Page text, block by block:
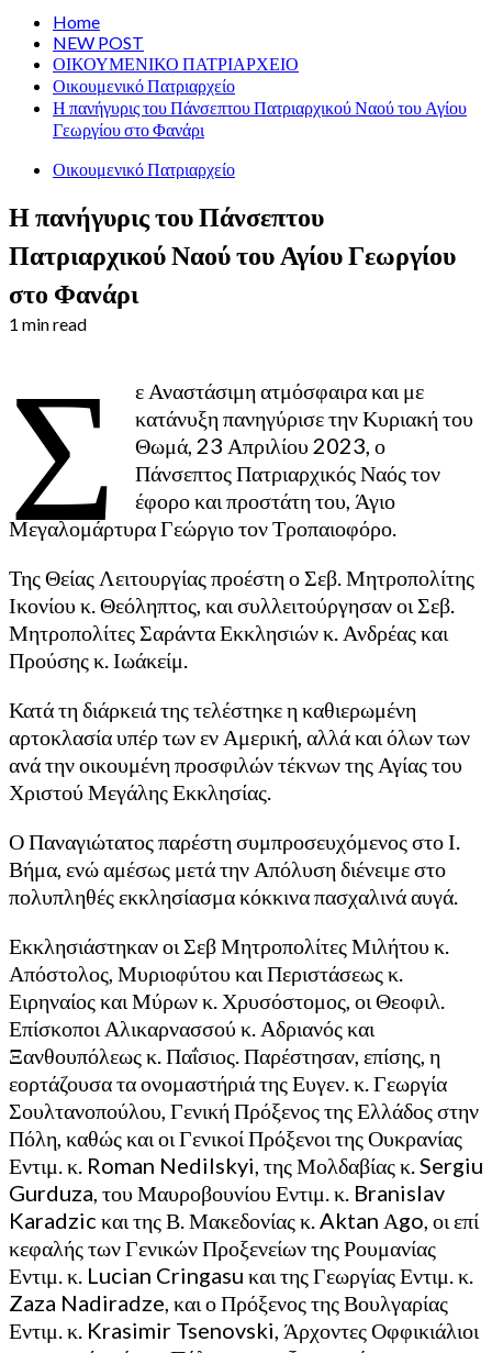
Home
NEW POST
ΟΙΚΟΥΜΕΝΙΚΟ ΠΑΤΡΙΑΡΧΕΙΟ
Οικουμενικό Πατριαρχείο
Η πανήγυρις του Πάνσεπτου Πατριαρχικού Ναού του Αγίου
Γεωργίου στο Φανάρι
Οικουμενικό Πατριαρχείο
Η πανήγυρις του Πάνσεπτου
Πατριαρχικού Ναού του Αγίου Γεωργίου
στο Φανάρι
1 min read
Σ
ε Αναστάσιμη ατμόσφαιρα και με
κατάνυξη πανηγύρισε την Κυριακή του
Θωμά, 23 Απριλίου 2023, ο
Πάνσεπτος Πατριαρχικός Ναός τον
έφορο και προστάτη του, Άγιο
Μεγαλομάρτυρα Γεώργιο τον Τροπαιοφόρο.
Της Θείας Λειτουργίας προέστη ο Σεβ. Μητροπολίτης
Ικονίου κ. Θεόληπτος, και συλλειτούργησαν οι Σεβ.
Μητροπολίτες Σαράντα Εκκλησιών κ. Ανδρέας και
Προύσης κ. Ιωάκείμ.
Κατά τη διάρκειά της τελέστηκε η καθιερωμένη
αρτοκλασία υπέρ των εν Αμερική, αλλά και όλων των
ανά την οικουμένη προσφιλών τέκνων της Αγίας του
Χριστού Μεγάλης Εκκλησίας.
Ο Παναγιώτατος παρέστη συμπροσευχόμενος στο Ι.
Βήμα, ενώ αμέσως μετά την Απόλυση διένειμε στο
πολυπληθές εκκλησίασμα κόκκινα πασχαλινά αυγά.
Εκκλησιάστηκαν οι Σεβ Μητροπολίτες Μιλήτου κ.
Απόστολος, Μυριοφύτου και Περιστάσεως κ.
Ειρηναίος και Μύρων κ. Χρυσόστομος, οι Θεοφιλ.
Επίσκοποι Αλικαρνασσού κ. Αδριανός και
Ξανθουπόλεως κ. Παΐσιος. Παρέστησαν, επίσης, η
εορτάζουσα τα ονομαστήριά της Ευγεν. κ. Γεωργία
Σουλτανοπούλου, Γενική Πρόξενος της Ελλάδος στην
Πόλη, καθώς και οι Γενικοί Πρόξενοι της Ουκρανίας
Εντιμ. κ. Roman Nedilskyi, της Μολδαβίας κ. Sergiu
Gurduza, του Μαυροβουνίου Εντιμ. κ. Branislav
Karadzic και της Β. Μακεδονίας κ. Aktan Αgo, οι επί
κεφαλής των Γενικών Προξενείων της Ρουμανίας
Εντιμ. κ. Lucian Cringasu και της Γεωργίας Εντιμ. κ.
Zaza Nadiradze, και ο Πρόξενος της Βουλγαρίας
Εντιμ. κ. Krasimir Tsenovski, Άρχοντες Οφφικιάλιοι